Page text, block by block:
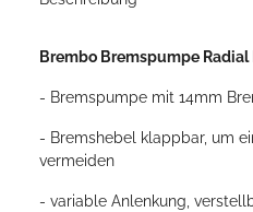
Brembo Bremspumpe Radial
- Bremspumpe mit 14mm
- Bremshebel klappbar, um
vermeiden
- variable Anlenkung,